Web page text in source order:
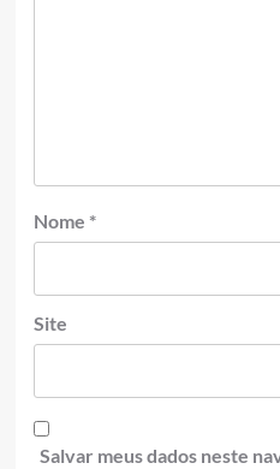
Nome *
Site
Salvar meus dados neste